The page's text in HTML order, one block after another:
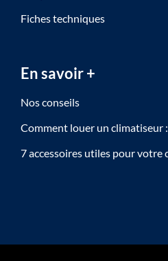
Fiches techniques
En savoir +
Nos conseils
Comment louer un climatiseur
7 accessoires utiles pour